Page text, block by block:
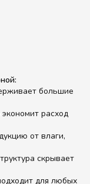
большие
расход
от влаги,
скрывает
для любых